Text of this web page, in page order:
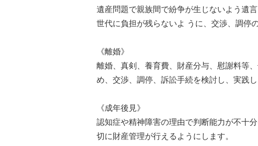
遺産問題で親族間で紛争が生じないよう遺
世代に負担が残らないよ うに、交渉、調停
《離婚》
離婚、真剣、養育費、財産分与、慰謝料等
め、交渉、調停、訴訟手続を検討し、実践し
《成年後見》
認知症や精神障害の理由で判断能力が不十
切に財産管理が行えるようにします。